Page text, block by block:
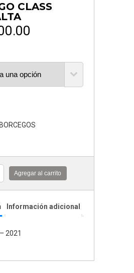
CLASS
BORCEGOS
Agregar al carrito
Información adicional
2021